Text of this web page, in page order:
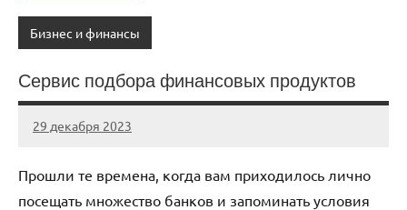
Бизнес и финансы
Сервис подбора финансовых продуктов
29 декабря 2023
avtogear63_r
Нет
Прошли те времена, когда вам приходилось лично
посещать множество банков и запоминать условия